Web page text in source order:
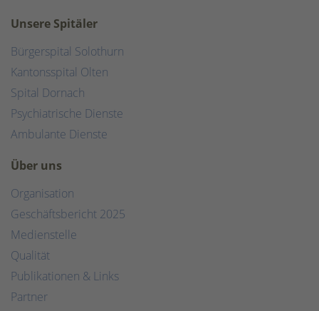
Unsere Spitäler
Bürgerspital Solothurn
Kantonsspital Olten
Spital Dornach
Psychiatrische Dienste
Ambulante Dienste
Über uns
Organisation
Geschäftsbericht 2025
Medienstelle
Qualität
Publikationen & Links
Partner